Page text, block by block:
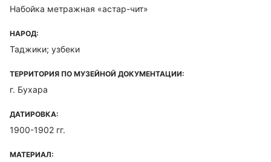
Набойка метражная «астар-чит»
НАРОД:
Таджики; узбеки
ТЕРРИТОРИЯ ПО МУЗЕЙНОЙ ДОКУМЕНТАЦИИ:
г. Бухара
ДАТИРОВКА:
1900-1902 гг.
МАТЕРИАЛ: